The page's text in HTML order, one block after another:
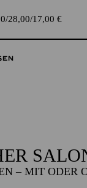
28,00 17,00 €
– MIT ODER